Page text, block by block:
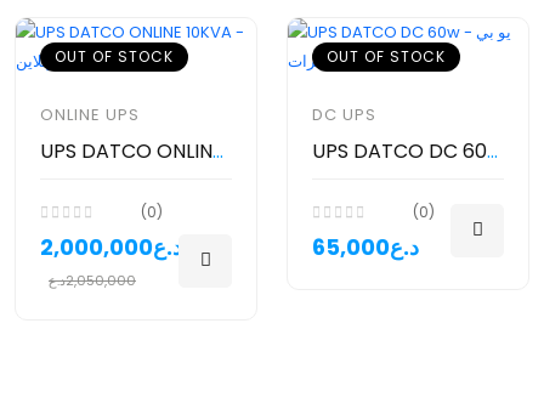
OUT OF STOCK
ONLINE UPS
UPS DATCO ONLINE 10KVA - يو بي اس اونلاين
(0)
2,000,000د.ع
2,050,000د.ع
OUT OF STOCK
DC UPS
UPS DATCO DC 60w - يو بي اس داتكو للكامرات
(0)
65,000د.ع